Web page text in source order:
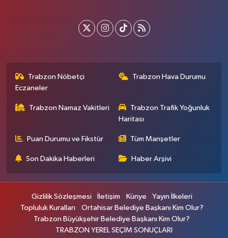
Trabzon Nöbetçi
Eczaneler
Trabzon Hava Durumu
Trabzon Namaz Vakitleri
Trabzon Trafik Yoğunluk
Haritası
Puan Durumu ve Fikstür Tüm Manşetler
Son Dakika Haberleri Haber Arşivi
Gizlilik Sözleşmesi İletişim Künye
Yayın İlkeleri
Topluluk Kuralları
Ortahisar Belediye Başkanı Kim Olur?
Trabzon Büyükşehir Belediye Başkanı Kim Olur?
TRABZON YEREL SEÇİM SONUÇLARI